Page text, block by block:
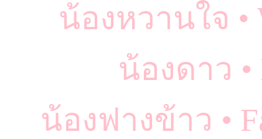
น้องหวานใจ •
น้องดาว •
น้องฟางข้าว •